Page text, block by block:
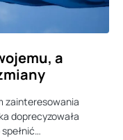
a
zainteresowania
doprecyzowała